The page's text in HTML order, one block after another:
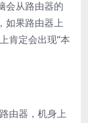
会从路由器的
如果路由器上
肯定会出现“本
由器，机身上